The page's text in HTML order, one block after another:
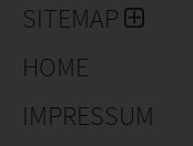
SITEMAP
HOME
IMPRESSUM